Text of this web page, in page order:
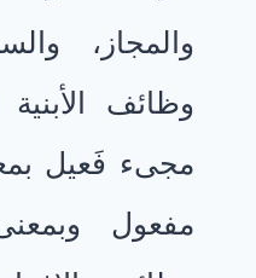
والمجاز،
وظائف
مجىء فَعيل
مفعول